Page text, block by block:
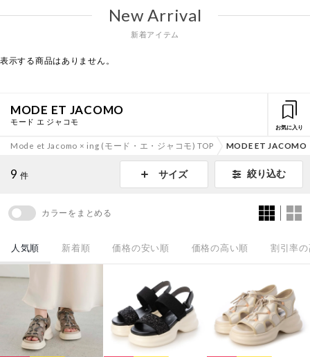
New Arrival
新着アイテム
表示する商品はありません。
MODE ET JACOMO
モード エ ジャコモ
お気に入り
Mode et Jacomo × ing (モード・エ・ジャコモ) TOP MODE ET JACOMO
9 件 サイズ 絞り込む
カラーをまとめる
人気順 新着順 価格の安い順 価格の高い順 割引率